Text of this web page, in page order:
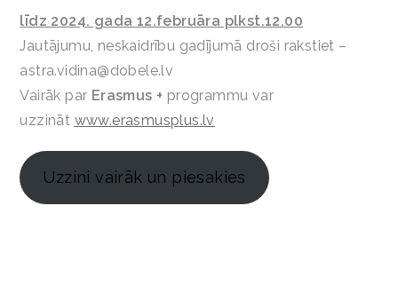
līdz 2024. gada 12.februāra plkst.12.00
Jautājumu, neskaidrību gadījumā droši rakstiet –
astra.vidina@dobele.lv
Vairāk par Erasmus + programmu var
uzzināt www.erasmusplus.lv
Uzzini vairāk un piesakies